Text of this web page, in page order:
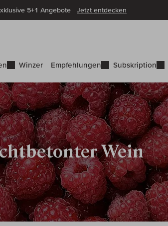
5+1 Angebote Jetzt entdecken
Winzer Empfehlungen Subskription
Wein